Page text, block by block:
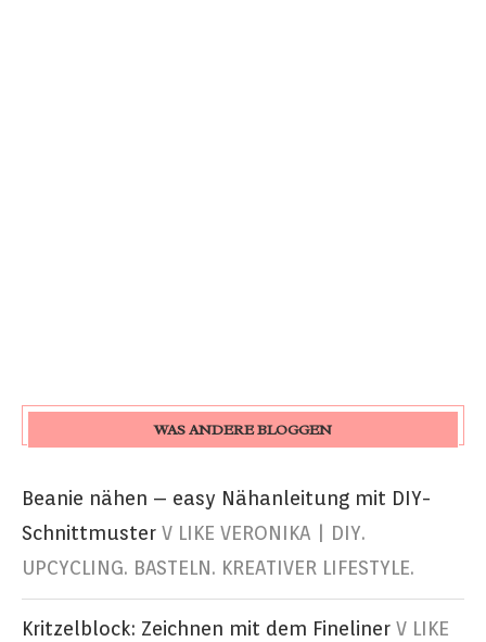
WAS ANDERE BLOGGEN
Beanie nähen – easy Nähanleitung mit DIY-
Schnittmuster V LIKE VERONIKA | DIY.
UPCYCLING. BASTELN. KREATIVER LIFESTYLE.
Kritzelblock: Zeichnen mit dem Fineliner V LIKE